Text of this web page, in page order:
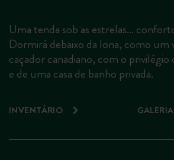
Uma tenda sob as estrelas…
Dormirá debaixo da lona, como um
caçador canadiano, com o privilégio
e de uma casa de banho privada.
INVENTÁRIO